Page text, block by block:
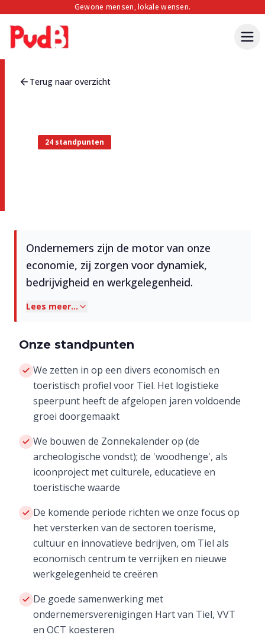
Gewone mensen, lokale wensen.
Terug naar overzicht
24 standpunten
Ondernemers zijn de motor van onze
economie, zij zorgen voor dynamiek,
bedrijvigheid en werkgelegenheid.
Lees meer...
Onze standpunten
We zetten in op een divers economisch en
toeristisch profiel voor Tiel. Het logistieke
speerpunt heeft de afgelopen jaren voldoende
groei doorgemaakt
We bouwen de Zonnekalender op (de
archeologische vondst); de 'woodhenge', als
icoonproject met culturele, educatieve en
toeristische waarde
De komende periode richten we onze focus op
het versterken van de sectoren toerisme,
cultuur en innovatieve bedrijven, om Tiel als
economisch centrum te verrijken en nieuwe
werkgelegenheid te creëren
De goede samenwerking met
ondernemersverenigingen Hart van Tiel, VVT
en OCT koesteren